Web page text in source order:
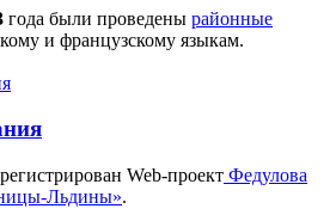
года были проведены районные
и французскому языкам.
Web-проект Федулова
Льдины».